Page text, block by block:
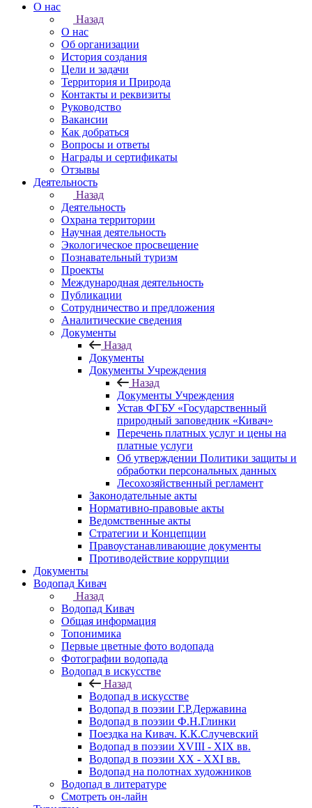
О нас
Назад
О нас
Об организации
История создания
Цели и задачи
Территория и Природа
Контакты и реквизиты
Руководство
Вакансии
Как добраться
Вопросы и ответы
Награды и сертификаты
Отзывы
Деятельность
Назад
Деятельность
Охрана территории
Научная деятельность
Экологическое просвещение
Познавательный туризм
Проекты
Международная деятельность
Публикации
Сотрудничество и предложения
Аналитические сведения
Документы
Назад
Документы
Документы Учреждения
Назад
Документы Учреждения
Устав ФГБУ «Государственный
природный заповедник «Кивач»
Перечень платных услуг и цены на
платные услуги
Об утверждении Политики защиты и
обработки персональных данных
Лесохозяйственный регламент
Законодательные акты
Нормативно-правовые акты
Ведомственные акты
Стратегии и Концепции
Правоустанавливающие документы
Противодействие коррупции
Документы
Водопад Кивач
Назад
Водопад Кивач
Общая информация
Топонимика
Первые цветные фото водопада
Фотографии водопада
Водопад в искусстве
Назад
Водопад в искусстве
Водопад в поэзии Г.Р.Державина
Водопад в поэзии Ф.Н.Глинки
Поездка на Кивач. К.К.Случевский
Водопад в поэзии XVIII - XIX вв.
Водопад в поэзии XX - XXI вв.
Водопад на полотнах художников
Водопад в литературе
Смотреть он-лайн